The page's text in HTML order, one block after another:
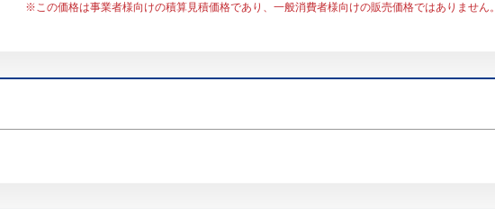
※この価格は事業者様向けの積算見積価格であり、一般消費者様向けの販売価格ではありません。